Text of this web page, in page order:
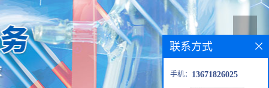
联系方式
手机： 13671826025